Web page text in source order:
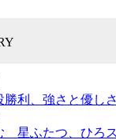
勝利、強さと優し
星ふたつ、ひろ